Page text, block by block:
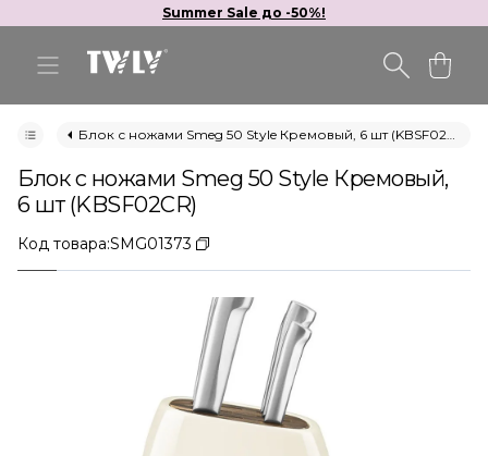
Summer Sale до -50%!
Блок с ножами Smeg 50 Style Кремовый, 6 шт (KBSF02CR)
Блок с ножами Smeg 50 Style Кремовый,
6 шт (KBSF02CR)
Код товара:SMG01373